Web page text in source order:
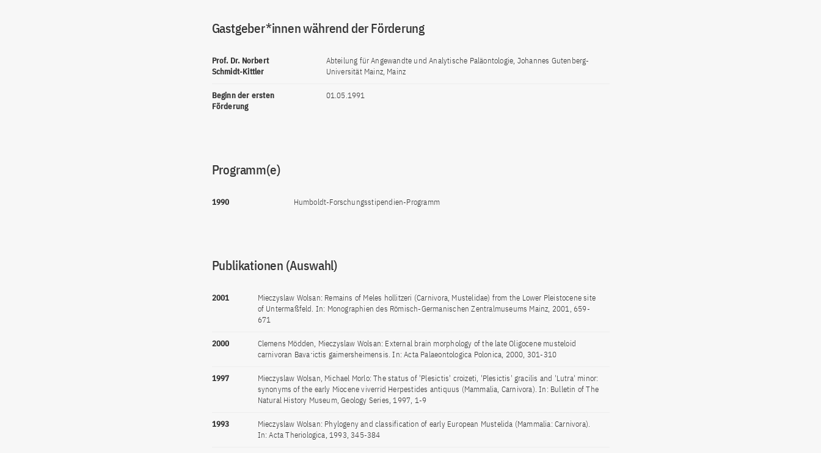
Gastgeber*innen während der Förderung
Prof. Dr. Norbert
Schmidt-Kittler
Abteilung für Angewandte und Analytische Paläontologie, Johannes Gutenberg-
Universität Mainz, Mainz
Beginn der ersten
Förderung
01.05.1991
Programm(e)
1990 Humboldt-Forschungsstipendien-Programm
Publikationen (Auswahl)
2001
Mieczyslaw Wolsan: Remains of Meles hollitzeri (Carnivora, Mustelidae) from the Lower Pleistocene site
of Untermaßfeld. In: Monographien des Römisch-Germanischen Zentralmuseums Mainz, 2001, 659-
671
2000
Clemens Mödden, Mieczyslaw Wolsan: External brain morphology of the late Oligocene musteloid
carnivoran Bavarictis gaimersheimensis. In: Acta Palaeontologica Polonica, 2000, 301-310
1997
Mieczyslaw Wolsan, Michael Morlo: The status of 'Plesictis' croizeti, 'Plesictis' gracilis and 'Lutra' minor:
synonyms of the early Miocene viverrid Herpestides antiquus (Mammalia, Carnivora). In: Bulletin of The
Natural History Museum, Geology Series, 1997, 1-9
1993
Mieczyslaw Wolsan: Phylogeny and classification of early European Mustelida (Mammalia: Carnivora).
In: Acta Theriologica, 1993, 345-384